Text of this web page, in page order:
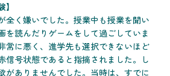
全く嫌いでした。授業中も授業を聞い
を読んだりゲームをして過ごしていま
常に悪く、進学先も選択できないほど
信号状態であると指摘されました。し
がありませんでした。当時は、すでに